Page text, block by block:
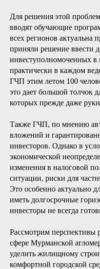
Для решения этой
вводят обучающие
всех регионов актуальна
приняли решение ввести
инвеступолномоченных
практически в каждом
ГЧП этим летом 100
это дает большой толчок
которых прежде даже
Также ГЧП, по мнению
вложений и
инвесторов. Однако в
экономической
изменения в налоговой
ситуации, риски для
Это особенно актуально
иметь долгосрочные
инвесторы не всегда
Рассмотрим перспективы
сфере Мурманской
уделить жилищному
комфортной городской